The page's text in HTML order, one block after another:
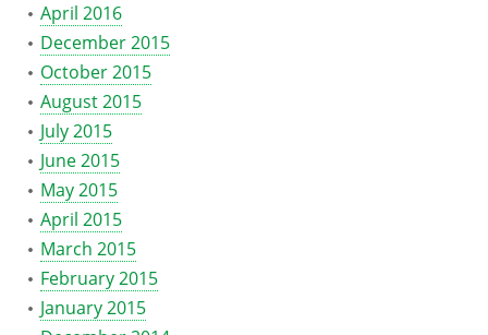
April 2016
December 2015
October 2015
August 2015
July 2015
June 2015
May 2015
April 2015
March 2015
February 2015
January 2015